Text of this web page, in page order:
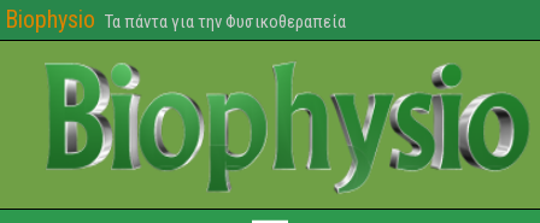
Biophysio Τα πάντα για την Φυσικοθεραπεία